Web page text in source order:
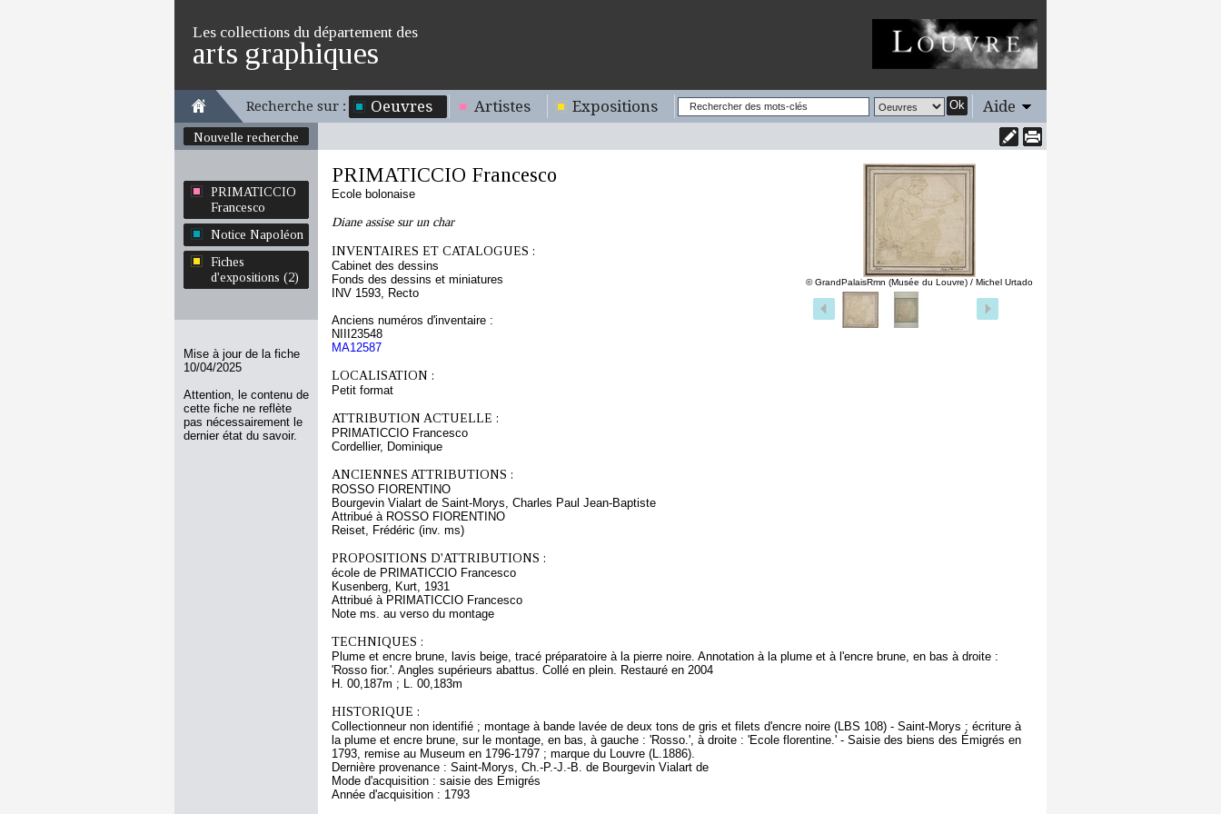
Les collections du département des
arts graphiques
Recherche sur : Oeuvres Artistes Expositions Ok Aide
Nouvelle recherche
PRIMATICCIO
Francesco
Notice Napoléon
Fiches
d'expositions (2)
Mise à jour de la fiche
10/04/2025
Attention, le contenu de
cette fiche ne reflète
pas nécessairement le
dernier état du savoir.
© GrandPalaisRmn (Musée du Louvre) / Michel Urtado
PRIMATICCIO Francesco
Ecole bolonaise
Diane assise sur un char
INVENTAIRES ET CATALOGUES :
Cabinet des dessins
Fonds des dessins et miniatures
INV 1593, Recto
Anciens numéros d'inventaire :
NIII23548
MA12587
LOCALISATION :
Petit format
ATTRIBUTION ACTUELLE :
PRIMATICCIO Francesco
Cordellier, Dominique
ANCIENNES ATTRIBUTIONS :
ROSSO FIORENTINO
Bourgevin Vialart de Saint-Morys, Charles Paul Jean-Baptiste
Attribué à ROSSO FIORENTINO
Reiset, Frédéric (inv. ms)
PROPOSITIONS D'ATTRIBUTIONS :
école de PRIMATICCIO Francesco
Kusenberg, Kurt, 1931
Attribué à PRIMATICCIO Francesco
Note ms. au verso du montage
TECHNIQUES :
Plume et encre brune, lavis beige, tracé préparatoire à la pierre noire. Annotation à la plume et à l'encre brune, en bas à droite :
'Rosso fior.'. Angles supérieurs abattus. Collé en plein. Restauré en 2004
H. 00,187m ; L. 00,183m
HISTORIQUE :
Collectionneur non identifié ; montage à bande lavée de deux tons de gris et filets d'encre noire (LBS 108) - Saint-Morys ; écriture à
la plume et encre brune, sur le montage, en bas, à gauche : 'Rosso.', à droite : 'Ecole florentine.' - Saisie des biens des Émigrés en
1793, remise au Museum en 1796-1797 ; marque du Louvre (L.1886).
Dernière provenance : Saint-Morys, Ch.-P.-J.-B. de Bourgevin Vialart de
Mode d'acquisition : saisie des Emigrés
Année d'acquisition : 1793